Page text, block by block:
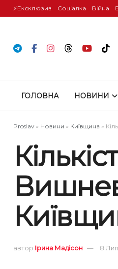
⚡️Ексклюзив Соціалка Війна
ГОЛОВНА НОВИНИ
Proslav » Новини » Київщина »
автор Ірина Мадісон 8